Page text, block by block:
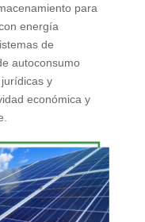
para
energía
de
autoconsumo
jurídicas y
económica y